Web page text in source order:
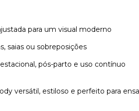
para um visual moderno
saias ou sobreposições
pós-parto e uso contínuo
versátil, estiloso e perfeito para